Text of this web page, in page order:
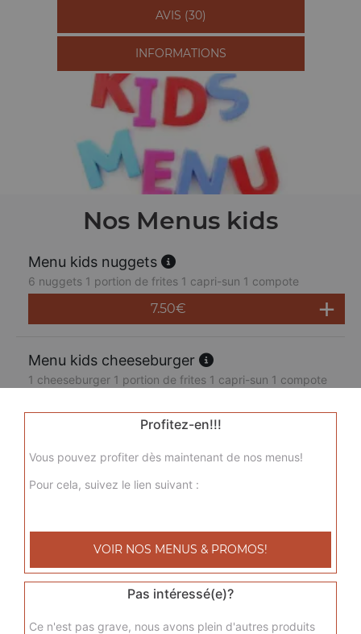
AVIS (30)
INFORMATIONS
Nos Menus kids
Menu kids nuggets
6 nuggets 1 portion de frites 1 capri-sun 1 compote
7.50€
Menu kids cheeseburger
1 cheeseburger 1 portion de frites 1 capri-sun 1 compote
Profitez-en!!!
Vous pouvez profiter dès maintenant de nos menus!
Pour cela, suivez le lien suivant :
VOIR NOS MENUS & PROMOS!
Pas intéressé(e)?
Ce n'est pas grave, nous avons plein d'autres produits